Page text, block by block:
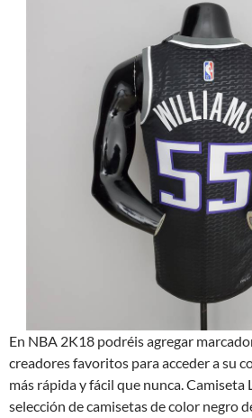
En NBA 2K18 podréis agregar
creadores favoritos para acceder a su
más rápida y fácil que nunca. Camiseta
selección de camisetas de color negro